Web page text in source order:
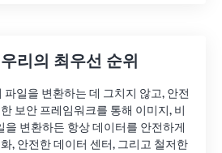
리의 최우선 순위
일을 변환하는 데 그치지 않고, 안전
보안 프레임워크를 통해 이미지, 비
을 변환하든 항상 데이터를 안전하게
, 안전한 데이터 센터, 그리고 철저한